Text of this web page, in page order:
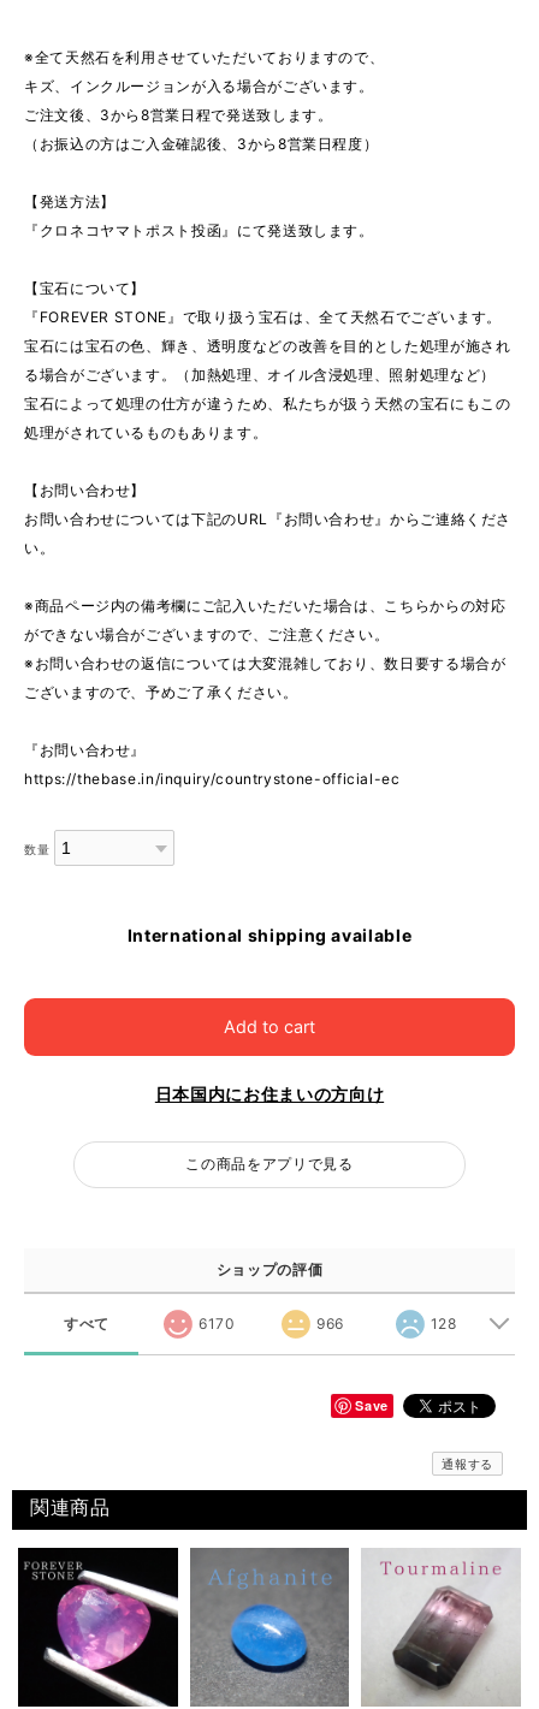
※全て天然石を利用させていただいておりますので、
キズ、インクルージョンが入る場合がございます。
ご注文後、3から8営業日程で発送致します。
（お振込の方はご入金確認後、3から8営業日程度）
【発送方法】
『クロネコヤマトポスト投函』にて発送致します。
【宝石について】
『FOREVER STONE』で取り扱う宝石は、全て天然石でございます。
宝石には宝石の色、輝き、透明度などの改善を目的とした処理が施され
る場合がございます。（加熱処理、オイル含浸処理、照射処理など）
宝石によって処理の仕方が違うため、私たちが扱う天然の宝石にもこの
処理がされているものもあります。
【お問い合わせ】
お問い合わせについては下記のURL『お問い合わせ』からご連絡くださ
い。
※商品ページ内の備考欄にご記入いただいた場合は、こちらからの対応
ができない場合がございますので、ご注意ください。
※お問い合わせの返信については大変混雑しており、数日要する場合が
ございますので、予めご了承ください。
『お問い合わせ』
https://thebase.in/inquiry/countrystone-official-ec
数量
International shipping available
Add to cart
日本国内にお住まいの方向け
この商品をアプリで見る
ショップの評価
すべて 6170 966 128
Save
通報する
関連商品